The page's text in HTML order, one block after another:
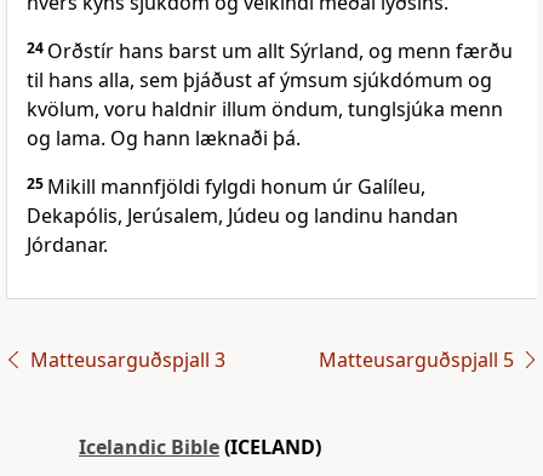
24 Orðstír hans barst um allt Sýrland, og menn færðu
til hans alla, sem þjáðust af ýmsum sjúkdómum og
kvölum, voru haldnir illum öndum, tunglsjúka menn
og lama. Og hann læknaði þá.
25 Mikill mannfjöldi fylgdi honum úr Galíleu,
Dekapólis, Jerúsalem, Júdeu og landinu handan
Jórdanar.
Matteusarguðspjall 3 Matteusarguðspjall 5
Icelandic Bible(ICELAND)